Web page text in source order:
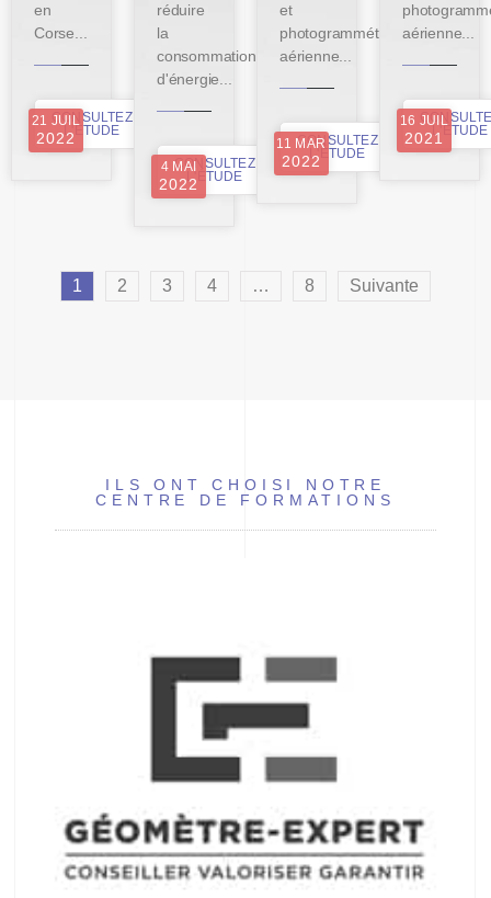
en
Corse...
CONSULTEZ
L'ÉTUDE
21 JUIL
2022
réduire
la
consommation
d'énergie...
CONSULTEZ
L'ÉTUDE
4 MAI
2022
et
photogrammétrie
aérienne...
CONSULTEZ
L'ÉTUDE
11 MAR
2022
aérienne...
L'ÉTUDE
16 JUIL
2021
1 2 3 4 … 8 Suivante
ILS ONT CHOISI NOTRE
CENTRE DE FORMATIONS